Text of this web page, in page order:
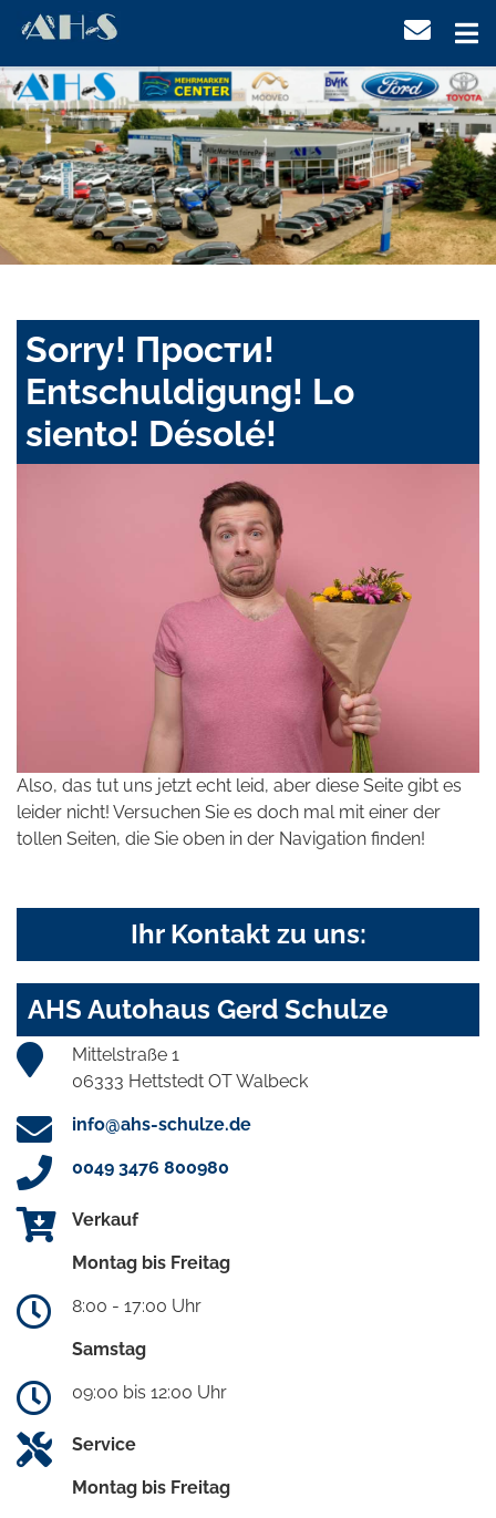
Sorry! Прости!
Entschuldigung! Lo
siento! Désolé!
Also, das tut uns jetzt echt leid, aber diese Seite gibt es
leider nicht! Versuchen Sie es doch mal mit einer der
tollen Seiten, die Sie oben in der Navigation finden!
Ihr Kontakt zu uns:
AHS Autohaus Gerd Schulze
Mittelstraße 1
06333 Hettstedt OT Walbeck
info@ahs-schulze.de
0049 3476 800980
Verkauf
Montag bis Freitag
8:00 - 17:00 Uhr
Samstag
09:00 bis 12:00 Uhr
Service
Montag bis Freitag